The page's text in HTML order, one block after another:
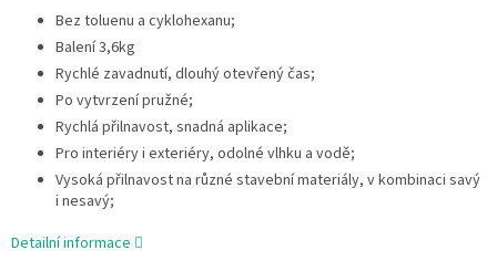
Bez toluenu a cyklohexanu;
Balení 3,6kg
Rychlé zavadnutí, dlouhý otevřený čas;
Po vytvrzení pružné;
Rychlá přilnavost, snadná aplikace;
Pro interiéry i exteriéry, odolné vlhku a vodě;
Vysoká přilnavost na různé stavební materiály, v kombinaci savý
i nesavý;
Detailní informace